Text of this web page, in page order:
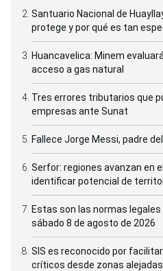
Santuario Nacional de
protege y por qué es tan
Huancavelica: Minem
acceso a gas natural
Tres errores tributarios que
empresas ante Sunat
Fallece Jorge Messi, padre
Serfor: regiones avanzan en
identificar potencial de
Estas son las normas
sábado 8 de agosto de 2026
SIS es reconocido por
críticos desde zonas alejadas